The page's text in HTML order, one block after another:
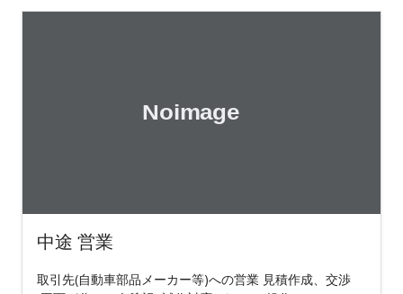
中途 営業
取引先(自動車部品メーカー等)への営業 見積作成、交渉